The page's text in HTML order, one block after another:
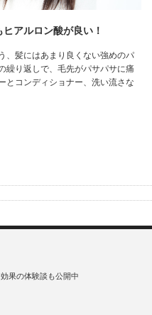
アルロン酸が良い！
、髪にはあまり良くない強めのパ
繰り返しで、毛先がパサパサに痛
とコンディショナー、洗い流さな
果の体験談も公開中